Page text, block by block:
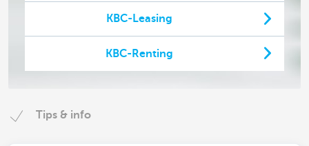
KBC-Leasing
KBC-Renting
Tips & info